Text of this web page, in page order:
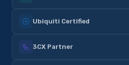
Ubiquiti Certified
3CX Partner